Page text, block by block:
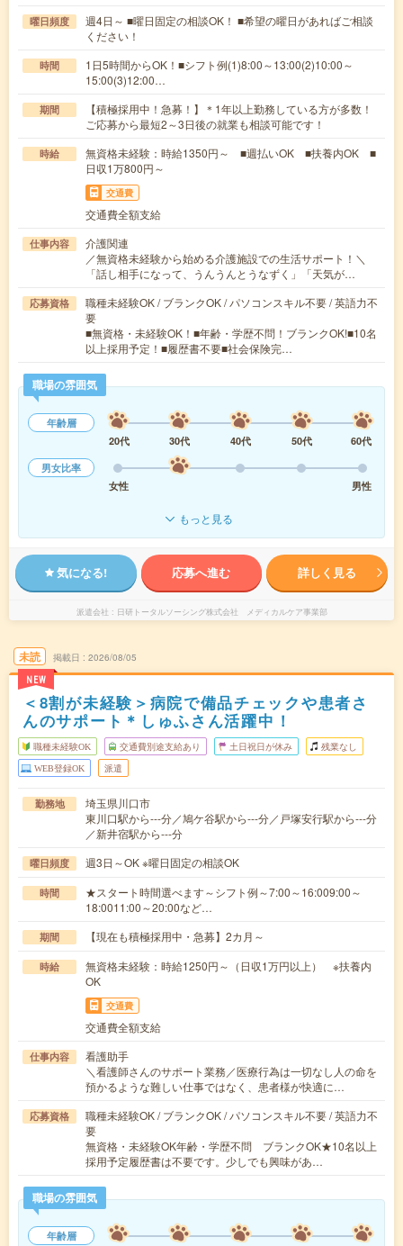
曜日頻度
週4日～ ■曜日固定の相談OK！ ■希望の曜日があればご相談
ください！
時間
1日5時間からOK！■シフト例(1)8:00～13:00(2)10:00～
15:00(3)12:00…
期間
【積極採用中！急募！】＊1年以上勤務している方が多数！
ご応募から最短2～3日後の就業も相談可能です！
時給
無資格未経験：時給1350円～ ■週払いOK ■扶養内OK ■
日収1万800円～
交通費
交通費全額支給
仕事内容
介護関連
／無資格未経験から始める介護施設での生活サポート！＼
「話し相手になって、うんうんとうなずく」「天気が…
応募資格
職種未経験OK / ブランクOK / パソコンスキル不要 / 英語力不
要
■無資格・未経験OK！■年齢・学歴不問！ブランクOK!■10名
以上採用予定！■履歴書不要■社会保険完…
職場の雰囲気
年齢層
20代
30代 40代 50代
60代
男女比率
女性
男性
もっと見る
気になる! 応募へ進む 詳しく見る
派遣会社 日研トータルソーシング株式会社 メディカルケア事業部
未読
NEW
掲載日 2026/08/05
＜8割が未経験＞病院で備品チェックや患者さ
んのサポート＊しゅふさん活躍中！
職種未経験OK 交通費別途支給あり 土日祝日が休み 残業なし
WEB登録OK 派遣
勤務地
埼玉県川口市
東川口駅から---分／鳩ケ谷駅から---分／戸塚安行駅から---分
／新井宿駅から---分
曜日頻度 週3日～OK ※曜日固定の相談OK
時間
★スタート時間選べます～シフト例～7:00～16:009:00～
18:0011:00～20:00など…
期間 【現在も積極採用中・急募】2カ月～
時給
無資格未経験：時給1250円～（日収1万円以上） ※扶養内
OK
交通費
交通費全額支給
仕事内容
看護助手
＼看護師さんのサポート業務／医療行為は一切なし人の命を
預かるような難しい仕事ではなく、患者様が快適に…
応募資格
職種未経験OK / ブランクOK / パソコンスキル不要 / 英語力不
要
無資格・未経験OK年齢・学歴不問 ブランクOK★10名以上
採用予定履歴書は不要です。少しでも興味があ…
職場の雰囲気
年齢層